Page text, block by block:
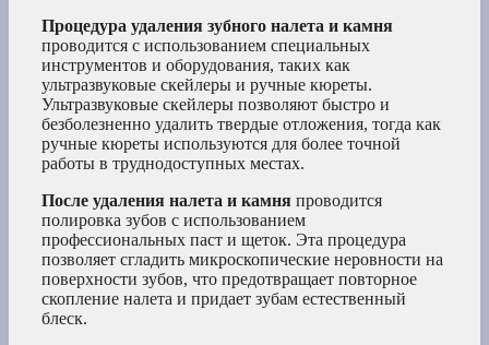
Процедура удаления зубного налета и камня
проводится с использованием специальных
инструментов и оборудования, таких как
ультразвуковые скейлеры и ручные кюреты.
Ультразвуковые скейлеры позволяют быстро и
безболезненно удалить твердые отложения, тогда как
ручные кюреты используются для более точной
работы в труднодоступных местах.
После удаления налета и камня проводится
полировка зубов с использованием
профессиональных паст и щеток. Эта процедура
позволяет сгладить микроскопические неровности на
поверхности зубов, что предотвращает повторное
скопление налета и придает зубам естественный
блеск.